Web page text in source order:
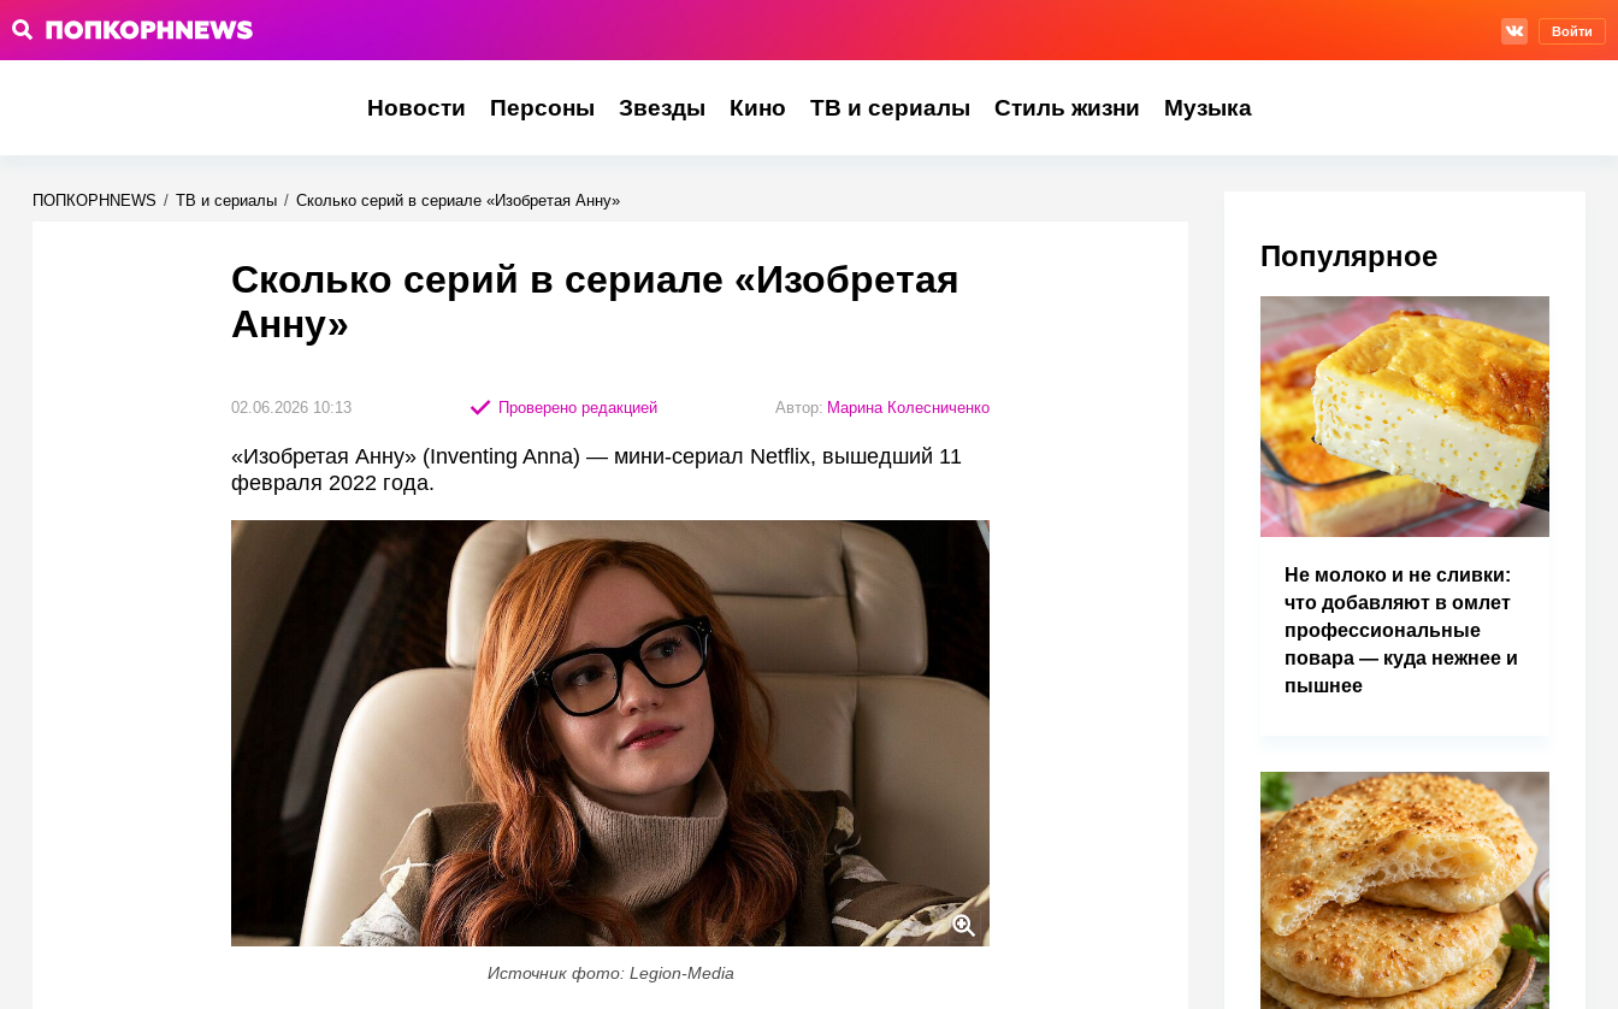
Войти
Новости Персоны Звезды Кино ТВ и сериалы Стиль жизни Музыка
ПОПКОРНNEWS / ТВ и сериалы / Сколько серий в сериале «Изобретая Анну»
Сколько серий в сериале «Изобретая
Анну»
02.06.2026 10:13 Проверено редакцией Автор: Марина Колесниченко
«Изобретая Анну» (Inventing Anna) — мини-сериал Netflix, вышедший 11
февраля 2022 года.
Источник фото: Legion-Media
Популярное
Не молоко и не сливки:
что добавляют в омлет
профессиональные
повара — куда нежнее и
пышнее